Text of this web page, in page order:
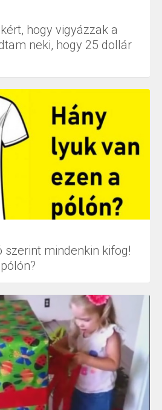
hogy vigyázzak a
neki, hogy 25 dollár
szerint mindenkin kifog!